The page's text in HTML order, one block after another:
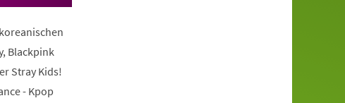
Blackpink
Stray Kids!
- Kpop